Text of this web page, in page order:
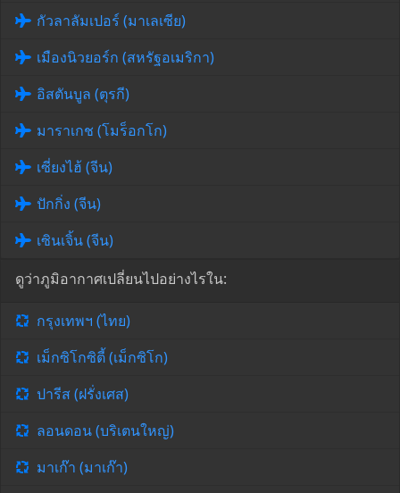
กัวลาลัมเปอร์ (มาเลเซีย)
เมืองนิวยอร์ก (สหรัฐอเมริกา)
อิสตันบูล (ตุรกี)
มาราเกช (โมร็อกโก)
เซี่ยงไฮ้ (จีน)
ปักกิ่ง (จีน)
เซินเจิ้น (จีน)
ดูว่าภูมิอากาศเปลี่ยนไปอย่างไรใน:
กรุงเทพฯ (ไทย)
เม็กซิโกซิตี้ (เม็กซิโก)
ปารีส (ฝรั่งเศส)
ลอนดอน (บริเตนใหญ่)
มาเก๊า (มาเก๊า)